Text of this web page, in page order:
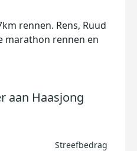
rennen. Rens, Ruud
marathon rennen en
aan Haasjong
Streefbedrag